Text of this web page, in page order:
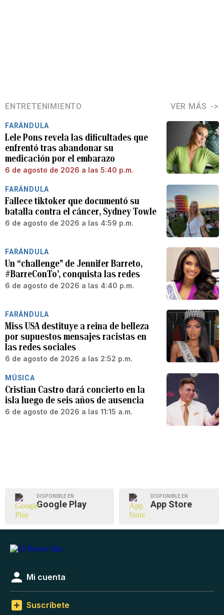
ENTRETENIMIENTO VER MÁS
FARÁNDULA
Lele Pons revela las dificultades que
enfrentó tras abandonar su
medicación por el embarazo
6 de agosto de 2026 a las 5:40 p.m.
FARÁNDULA
Fallece tiktoker que documentó su
batalla contra el cáncer, Sydney Towle
6 de agosto de 2026 a las 4:59 p.m.
FARÁNDULA
Un “challenge” de Jennifer Barreto,
#BarreConTo’, conquista las redes
6 de agosto de 2026 a las 4:40 p.m.
FARÁNDULA
Miss USA destituye a reina de belleza
por supuestos mensajes racistas en
las redes sociales
6 de agosto de 2026 a las 2:52 p.m.
MÚSICA
Cristian Castro dará concierto en la
isla luego de seis años de ausencia
6 de agosto de 2026 a las 11:15 a.m.
DISPONIBLE EN
Google Play
DISPONIBLE EN
App Store
Mi cuenta
Suscríbete